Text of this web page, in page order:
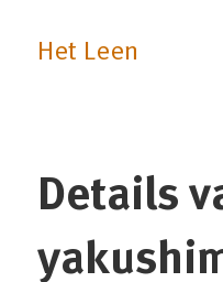
Het Leen
Details